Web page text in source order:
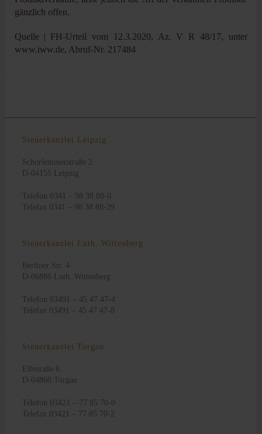
gänzlich offen.
Quelle | FH-Urteil vom 12.3.2020, Az. V R 48/17, unter
www.iww.de, Abruf-Nr. 217484
Steuerkanzlei Leipzig
Schorlemmerstraße 2
D-04155 Leipzig
Telefon 0341 – 98 38 88-0
Telefax 0341 – 98 38 88-29
Steuerkanzlei Luth. Wittenberg
Berliner Str. 4
D-06886 Luth. Wittenberg
Telefon 03491 – 45 47 47-4
Telefax 03491 – 45 47 47-8
Steuerkanzlei Torgau
Elbstraße 8
D-04860 Torgau
Telefon 03421 – 77 85 70-0
Telefax 03421 – 77 85 70-2